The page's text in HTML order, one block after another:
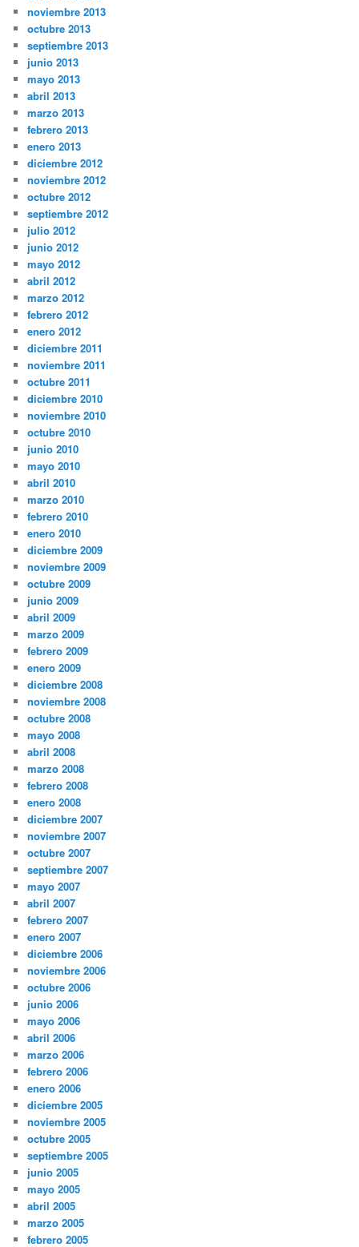
noviembre 2013
octubre 2013
septiembre 2013
junio 2013
mayo 2013
abril 2013
marzo 2013
febrero 2013
enero 2013
diciembre 2012
noviembre 2012
octubre 2012
septiembre 2012
julio 2012
junio 2012
mayo 2012
abril 2012
marzo 2012
febrero 2012
enero 2012
diciembre 2011
noviembre 2011
octubre 2011
diciembre 2010
noviembre 2010
octubre 2010
junio 2010
mayo 2010
abril 2010
marzo 2010
febrero 2010
enero 2010
diciembre 2009
noviembre 2009
octubre 2009
junio 2009
abril 2009
marzo 2009
febrero 2009
enero 2009
diciembre 2008
noviembre 2008
octubre 2008
mayo 2008
abril 2008
marzo 2008
febrero 2008
enero 2008
diciembre 2007
noviembre 2007
octubre 2007
septiembre 2007
mayo 2007
abril 2007
febrero 2007
enero 2007
diciembre 2006
noviembre 2006
octubre 2006
junio 2006
mayo 2006
abril 2006
marzo 2006
febrero 2006
enero 2006
diciembre 2005
noviembre 2005
octubre 2005
septiembre 2005
junio 2005
mayo 2005
abril 2005
marzo 2005
febrero 2005